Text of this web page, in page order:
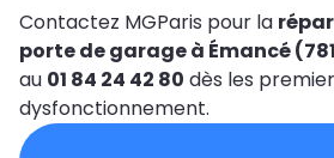
Contactez MGParis pour la
porte de garage à Émancé
au 01 84 24 42 80 dès les
dysfonctionnement.